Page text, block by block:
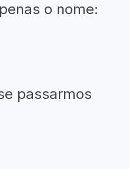
o nome:
passarmos